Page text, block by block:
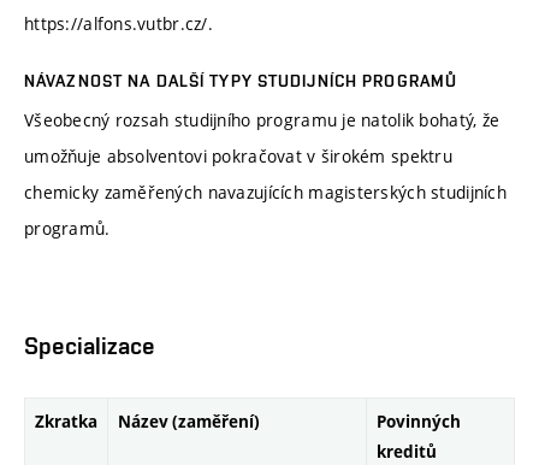
https://alfons.vutbr.cz/.
NÁVAZNOST NA DALŠÍ TYPY STUDIJNÍCH PROGRAMŮ
Všeobecný rozsah studijního programu je natolik bohatý, že
umožňuje absolventovi pokračovat v širokém spektru
chemicky zaměřených navazujících magisterských studijních
programů.
Specializace
Zkratka Název (zaměření)
Povinných
kreditů